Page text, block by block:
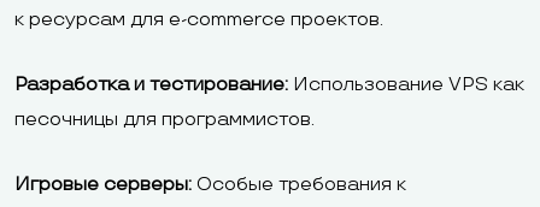
к ресурсам для e-commerce проектов.
Разработка и тестирование: Использование VPS как
песочницы для программистов.
Игровые серверы: Особые требования к